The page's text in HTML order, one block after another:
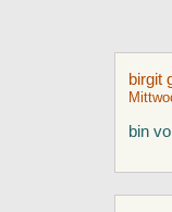
birgit
bin